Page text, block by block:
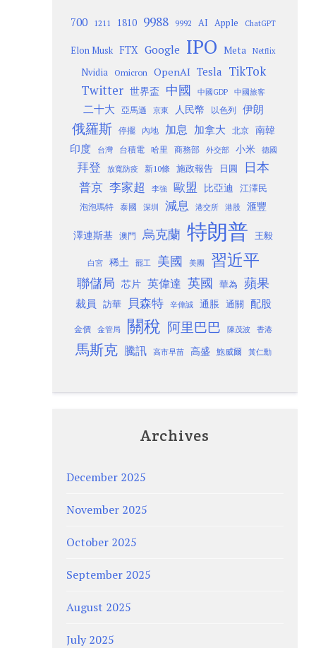
700 1211 1810 9988 9992 AI Apple ChatGPT
Elon Musk FTX Google IPO Meta Netflix
Nvidia Omicron OpenAI Tesla TikTok
Twitter 世界盃 中國 中國GDP 中國旅客
二十大 亞馬遜 京東 人民幣 以色列 伊朗
俄羅斯 停擺 內地 加息 加拿大 北京
南韓
印度
台灣 台積電 哈里 商務部 外交部 小米 德國
拜登 放寬防疫 新10條 施政報告 日圓 日本
普京 李家超 李強 歐盟 比亞迪 江澤民
泡泡瑪特 泰國 深圳 減息 港交所 港股 滙豐
澤連斯基 澳門 烏克蘭 特朗普 王毅
白宮 稀土 罷工 美國 美團 習近平
聯儲局 芯片 英偉達 英國 華為 蘋果
裁員 訪華 貝森特 辛偉誠 通脹 通關 配股
金價 金管局 關稅 阿里巴巴 陳茂波 香港
馬斯克 騰訊 高市早苗 高盛 鮑威爾 黃仁勳
Archives
December 2025
November 2025
October 2025
September 2025
August 2025
July 2025